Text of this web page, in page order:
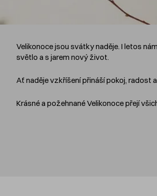
Velikonoce jsou svátky naděje. I letos
světlo a s jarem nový život.
Ať naděje vzkříšení přináší pokoj, radost
Krásné a požehnané Velikonoce přejí